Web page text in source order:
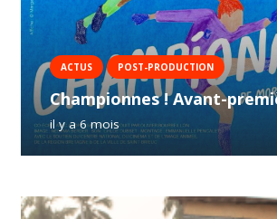
ACTUS POST-PRODUCTION
Championnes ! Avant-
il y a 6 mois